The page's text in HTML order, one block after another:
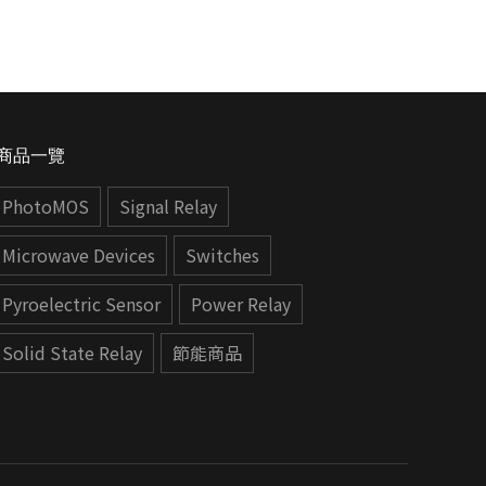
品一覽
PhotoMOS
Signal Relay
Microwave Devices
Switches
Pyroelectric Sensor
Power Relay
Solid State Relay
節能商品